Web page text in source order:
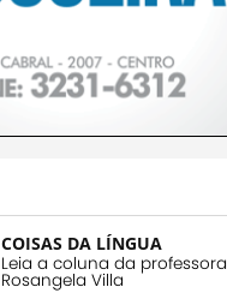
COISAS DA LÍNGUA
Leia a coluna da professora
Rosangela Villa